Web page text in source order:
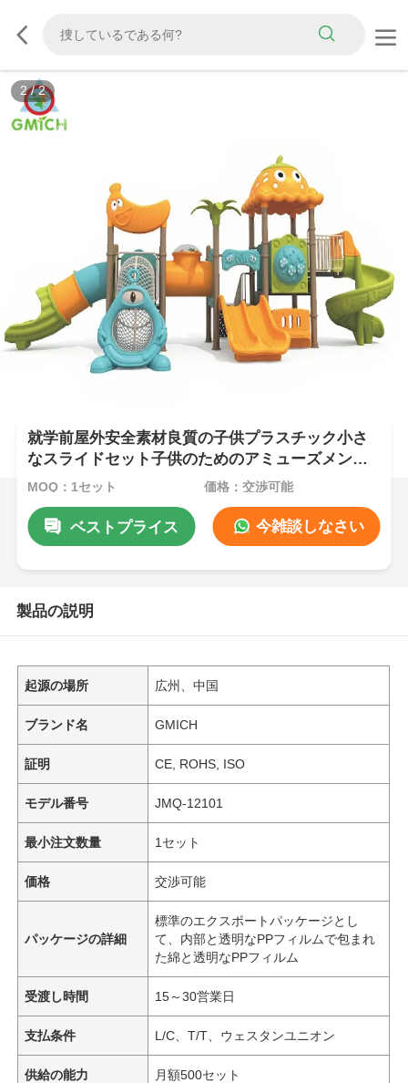
2/2
就学前屋外安全素材良質の子供プラスチック小さ
なスライドセット子供のためのアミューズメント
おもちゃ
MOQ：1セット 価格：交渉可能
ベストプライス 今雑談しなさい
製品の説明
起源の場所 広州、中国
ブランド名 GMICH
証明 CE, ROHS, ISO
モデル番号 JMQ-12101
最小注文数量 1セット
価格 交渉可能
パッケージの詳細
標準のエクスポートパッケージとし
て、内部と透明なPPフィルムで包まれ
た綿と透明なPPフィルム
受渡し時間 15～30営業日
支払条件 L/C、T/T、ウェスタンユニオン
供給の能力 月額500セット